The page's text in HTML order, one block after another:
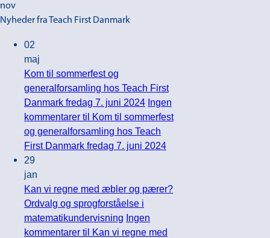
nov
Nyheder fra Teach First Danmark
02
maj
Kom til sommerfest og
generalforsamling hos Teach First
Danmark fredag 7. juni 2024 Ingen
kommentarer til Kom til sommerfest
og generalforsamling hos Teach
First Danmark fredag 7. juni 2024
29
jan
Kan vi regne med æbler og pærer?
Ordvalg og sprogforståelse i
matematikundervisning Ingen
kommentarer til Kan vi regne med